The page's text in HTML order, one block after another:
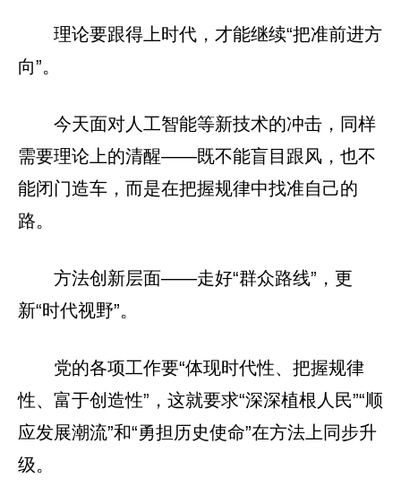
理论要跟得上时代，才能继续“把准前进方
向”。
今天面对人工智能等新技术的冲击，同样
需要理论上的清醒——既不能盲目跟风，也不
能闭门造车，而是在把握规律中找准自己的
路。
方法创新层面——走好“群众路线”，更
新“时代视野”。
党的各项工作要“体现时代性、把握规律
性、富于创造性”，这就要求“深深植根人民”“顺
应发展潮流”和“勇担历史使命”在方法上同步升
级。